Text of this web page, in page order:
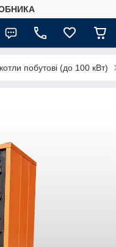
побутові (до 100 кВт)